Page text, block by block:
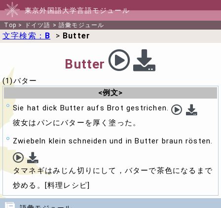
東京外国語大学言語モジュール
Top > ドイツ語 >語彙モジュール
文字検索： B > Butter
Butter
(1)バター
<例文>
Sie hat dick Butter aufs Brot gestrichen.
彼女はパンにバターを厚く塗った。
Zwiebeln klein schneiden und in Butter braun rösten.
タマネギはみじん切りにして，バターで茶色になるまで
炒める。[料理レシピ]